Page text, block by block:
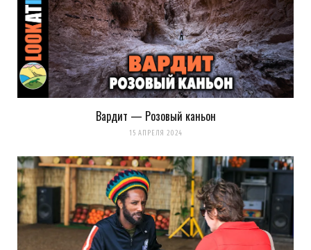
Вардит — Розовый каньон
15 АПРЕЛЯ 2024